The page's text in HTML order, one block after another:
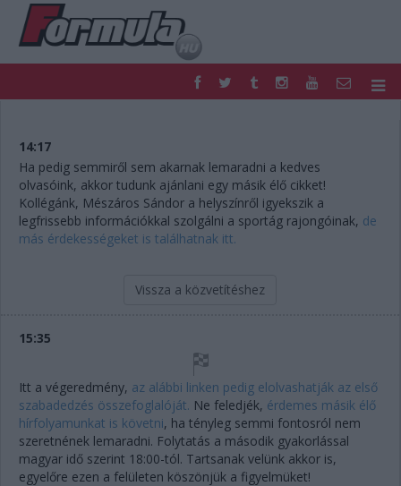
FORMULA
NEMZETKÖZI
HAZAI
RETRO
EGYÉB
PODCAST
SHOP
LIVE
TIPPJÁTÉK
DIGITÁLIS MAGAZIN
14:17
Ha pedig semmiről sem akarnak lemaradni a kedves
olvasóink, akkor tudunk ajánlani egy másik élő cikket!
Kollégánk, Mészáros Sándor a helyszínről igyekszik a
legfrissebb információkkal szolgálni a sportág rajongóinak, de
más érdekességeket is találhatnak itt.
Vissza a közvetítéshez
15:35
Itt a végeredmény, az alábbi linken pedig elolvashatják az első
szabadedzés összefoglalóját. Ne feledjék, érdemes másik élő
hírfolyamunkat is követni, ha tényleg semmi fontosról nem
szeretnének lemaradni. Folytatás a második gyakorlással
magyar idő szerint 18:00-tól. Tartsanak velünk akkor is,
egyelőre ezen a felületen köszönjük a figyelmüket!